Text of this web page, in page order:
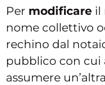
Per modificare il
nome collettivo
rechino dal
pubblico con cui
assumere